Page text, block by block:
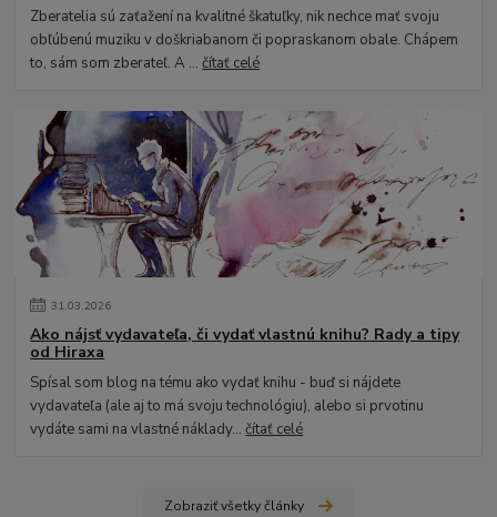
Zberatelia sú zaťažení na kvalitné škatuľky, nik nechce mať svoju
obľúbenú muziku v doškriabanom či popraskanom obale. Chápem
to, sám som zberateľ. A ...čítať celé
31.03.2026
Ako nájsť vydavateľa, či vydať vlastnú knihu? Rady a tipy
od Hiraxa
Spísal som blog na tému ako vydať knihu - buď si nájdete
vydavateľa (ale aj to má svoju technológiu), alebo si prvotinu
vydáte sami na vlastné náklady...čítať celé
Zobraziť všetky články